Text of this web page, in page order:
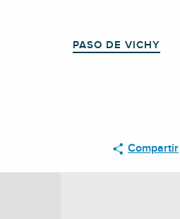
PASO DE VICHY
Compartir